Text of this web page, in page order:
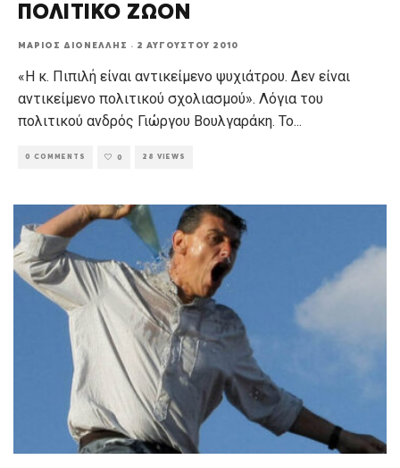
ΠΟΛΙΤΙΚΟ ΖΩΟΝ
ΜΆΡΙΟΣ ΔΙΟΝΈΛΛΗΣ · 2 ΑΥΓΟΎΣΤΟΥ 2010
«Η κ. Πιπιλή είναι αντικείμενο ψυχιάτρου. Δεν είναι
αντικείμενο πολιτικού σχολιασμού». Λόγια του
πολιτικού ανδρός Γιώργου Βουλγαράκη. Το...
0 COMMENTS 0 28 VIEWS